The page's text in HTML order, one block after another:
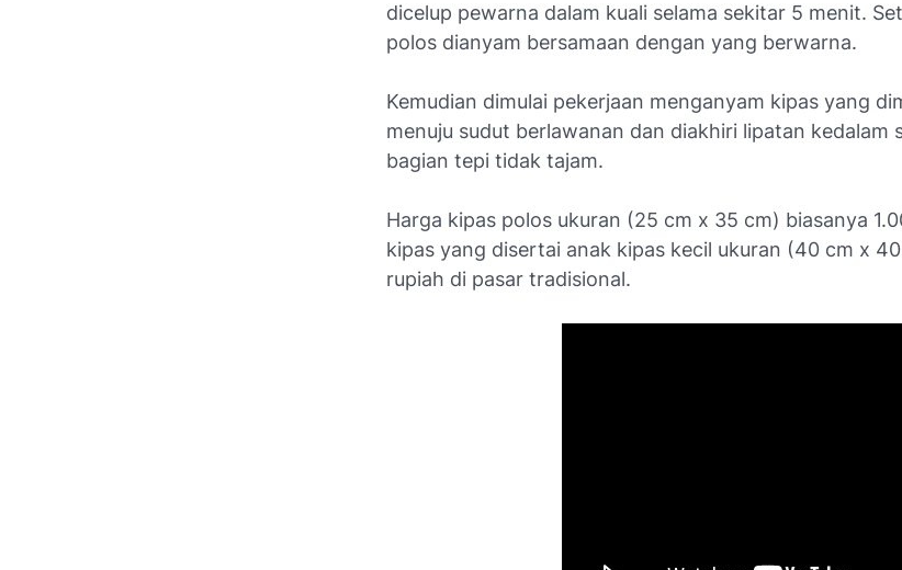
dicelup pewarna dalam kuali selama sekitar 5 menit.
polos dianyam bersamaan dengan yang berwarna.
Kemudian dimulai pekerjaan menganyam kipas yang
menuju sudut berlawanan dan diakhiri lipatan kedalam
bagian tepi tidak tajam.
Harga kipas polos ukuran (25 cm x 35 cm) biasanya
kipas yang disertai anak kipas kecil ukuran (40 cm x
rupiah di pasar tradisional.